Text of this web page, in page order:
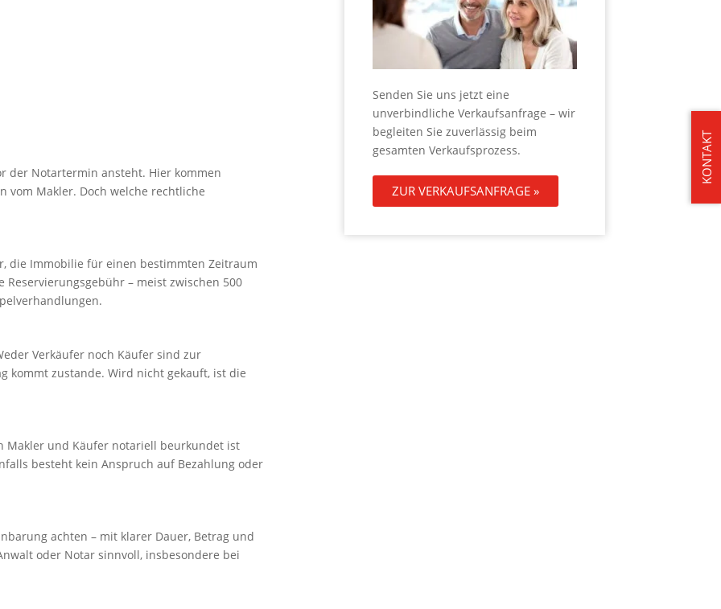
KONTAKT
der Notartermin ansteht. Hier kommen
vom Makler. Doch welche rechtliche
die Immobilie für einen bestimmten Zeitraum
– meist zwischen 500
Verkäufer noch Käufer sind zur
kommt zustande. Wird nicht gekauft, ist die
Makler und Käufer notariell beurkundet ist
besteht kein Anspruch auf Bezahlung oder
achten – mit klarer Dauer, Betrag und
oder Notar sinnvoll, insbesondere bei
Senden Sie uns jetzt eine
unverbindliche Verkaufsanfrage – wir
begleiten Sie zuverlässig beim
gesamten Verkaufsprozess.
ZUR VERKAUFSANFRAGE »